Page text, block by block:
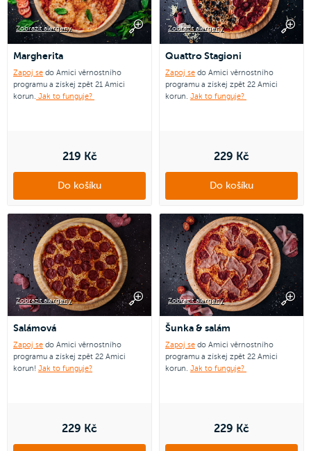
Zobrazit alergeny
Margherita
Zapoj se do Amici věrnostního
programu a získej zpět 21 Amici
korun. Jak to funguje?
219 Kč
Do košíku
Zobrazit alergeny
Quattro Stagioni
Zapoj se do Amici věrnostního
programu a získej zpět 22 Amici
korun. Jak to funguje?
229 Kč
Do košíku
Zobrazit alergeny
Salámová
Zapoj se do Amici věrnostního
programu a získej zpět 22 Amici
korun! Jak to funguje?
229 Kč
Zobrazit alergeny
Šunka & salám
Zapoj se do Amici věrnostního
programu a získej zpět 22 Amici
korun. Jak to funguje?
229 Kč